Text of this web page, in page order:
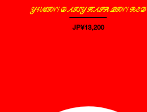
제품보기
YVMIN / DAISY HAIR PIN / RED
가격
JP¥13,200